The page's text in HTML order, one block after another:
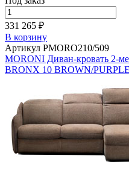
331 265 ₽
В корзину
Артикул PMORO210/509
MORONI Диван-кровать 2-
BRONX 10 BROWN/